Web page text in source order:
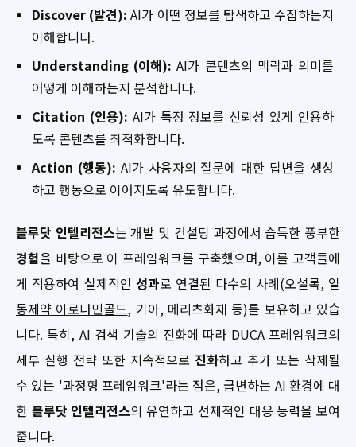
Discover (발견): AI가 어떤 정보를 탐색하고 수집하는지
이해합니다.
Understanding (이해): AI가 콘텐츠의 맥락과 의미를
어떻게 이해하는지 분석합니다.
Citation (인용): AI가 특정 정보를 신뢰성 있게 인용하
도록 콘텐츠를 최적화합니다.
Action (행동): AI가 사용자의 질문에 대한 답변을 생성
하고 행동으로 이어지도록 유도합니다.
블루닷 인텔리전스는 개발 및 컨설팅 과정에서 습득한 풍부한
경험을 바탕으로 이 프레임워크를 구축했으며, 이를 고객들에
게 적용하여 실제적인 성과로 연결된 다수의 사례(오설록, 일
동제약 아로나민골드, 기아, 메리츠화재 등)를 보유하고 있습
니다. 특히, AI 검색 기술의 진화에 따라 DUCA 프레임워크의
세부 실행 전략 또한 지속적으로 진화하고 추가 또는 삭제될
수 있는 '과정형 프레임워크'라는 점은, 급변하는 AI 환경에 대
한 블루닷 인텔리전스의 유연하고 선제적인 대응 능력을 보여
줍니다.